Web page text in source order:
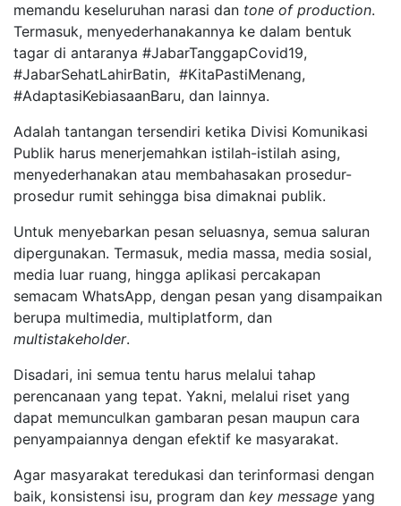
memandu keseluruhan narasi dan tone of production.
Termasuk, menyederhanakannya ke dalam bentuk
tagar di antaranya #JabarTanggapCovid19,
#JabarSehatLahirBatin, #KitaPastiMenang,
#AdaptasiKebiasaanBaru, dan lainnya.
Adalah tantangan tersendiri ketika Divisi Komunikasi
Publik harus menerjemahkan istilah-istilah asing,
menyederhanakan atau membahasakan prosedur-
prosedur rumit sehingga bisa dimaknai publik.
Untuk menyebarkan pesan seluasnya, semua saluran
dipergunakan. Termasuk, media massa, media sosial,
media luar ruang, hingga aplikasi percakapan
semacam WhatsApp, dengan pesan yang disampaikan
berupa multimedia, multiplatform, dan
multistakeholder.
Disadari, ini semua tentu harus melalui tahap
perencanaan yang tepat. Yakni, melalui riset yang
dapat memunculkan gambaran pesan maupun cara
penyampaiannya dengan efektif ke masyarakat.
Agar masyarakat teredukasi dan terinformasi dengan
baik, konsistensi isu, program dan key message yang